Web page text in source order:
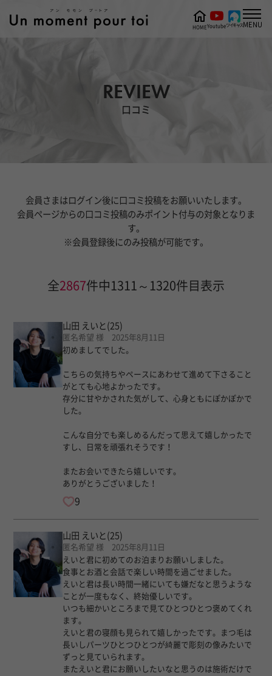
REVIEW
口コミ
HOMEYoutubeツイキャスMENU
会員さまはログイン後に口コミ投稿をお願いいたします。
会員ページからの口コミ投稿のみポイント付与の対象となりま
す。
※会員登録後にのみ投稿が可能です。
全2867件中1311～1320件目表示
山田 えいと (25)
匿名希望 様 2025年8月11日
初めましてでした。
こちらの気持ちやペースにあわせて進めて下さること
がとても心地よかったです。
存分に甘やかされた気がして、心身ともにぽかぽかで
した。
こんな自分でも楽しめるんだって思えて嬉しかったで
すし、日常を頑張れそうです！
またお会いできたら嬉しいです。
ありがとうございました！
9
山田 えいと (25)
匿名希望 様 2025年8月11日
えいと君に初めてのお泊まりお願いしました。
食事とお酒と会話で楽しい時間を過ごせました。
えいと君は長い時間一緒にいても嫌だなと思うような
ことが一度もなく、終始優しいです。
いつも細かいところまで見てひとつひとつ褒めてくれ
ます。
えいと君の寝顔も見られて嬉しかったです。まつ毛は
長いしパーツひとつひとつが綺麗で彫刻の像みたいで
ずっと見ていられます。
またえいと君にお願いしたいなと思うのは施術だけで